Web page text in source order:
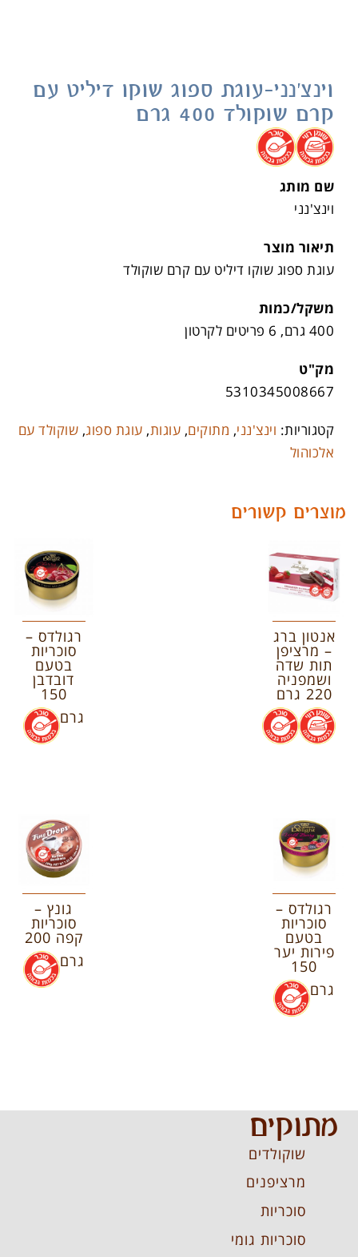
וינצ'נני-עוגת ספוג שוקו דיליט עם
קרם שוקולד 400 גרם
.
.
שם מותג
וינצ'נני
תיאור מוצר
עוגת ספוג שוקו דיליט עם קרם שוקולד
משקל/כמות
400 גרם, 6 פריטים לקרטון
מק"ט
5310345008667
קטגוריות: וינצ'נני, מתוקים, עוגות, עוגת ספוג, שוקולד עם
אלכוהול
מוצרים קשורים
אנטון ברג
– מרציפן
תות שדה
ושמפניה
220 גרם
.
.
רגולדס –
סוכריות
בטעם
דובדבן
150
גרם
.
רגולדס –
סוכריות
בטעם
פירות יער
150
גרם
.
גונץ –
סוכריות
קפה 200
גרם
.
מתוקים
שוקולדים
מרציפנים
סוכריות
סוכריות גומי